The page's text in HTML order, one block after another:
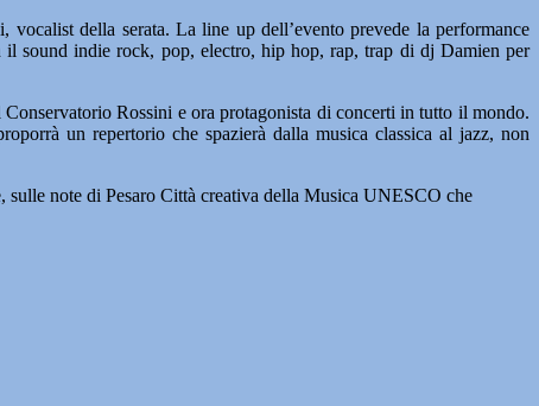
della serata. La line up dell’evento prevede la performance
sound indie rock, pop, electro, hip hop, rap, trap di dj Damien per
Rossini e ora protagonista di concerti in tutto il mondo.
un repertorio che spazierà dalla musica classica al jazz, non
note di Pesaro Città creativa della Musica UNESCO che